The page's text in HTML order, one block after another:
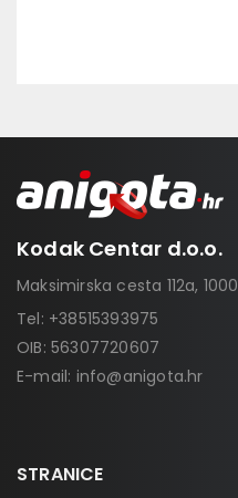
Kodak Centar d.o.o.
Maksimirska cesta 112a,
Tel: +38515393975
OIB: 56307720607
E-mail: info@anigota.hr
STRANICE